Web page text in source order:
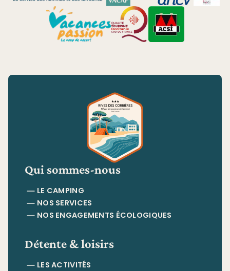
Qui sommes-nous
LE CAMPING
NOS SERVICES
NOS ENGAGEMENTS ÉCOLOGIQUES
Détente & loisirs
LES ACTIVITÉS